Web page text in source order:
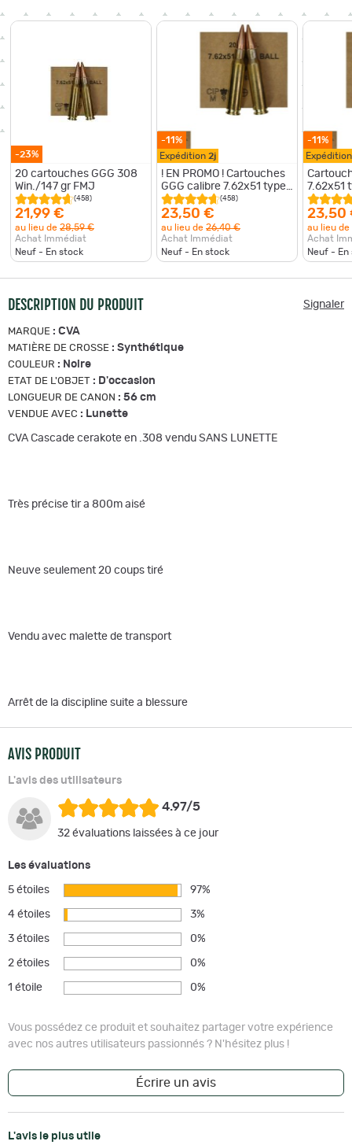
-23%
20 cartouches GGG 308
Win./147 gr FMJ
(458)
21,99 €
au lieu de 28,59 €
Achat Immédiat
Neuf - En stock
-11%
Expédition 2j
! EN PROMO ! Cartouches
GGG calibre 7.62x51 type
M80 NATO (308 Win.) de
147 grains FMJ PAR 20
(458)
23,50 €
au lieu de 26,40 €
Achat Immédiat
Neuf - En stock
-11%
7.62x51
Win.) à
grains
23,50
au lieu de
Achat
Neuf - En
DESCRIPTION DU PRODUIT Signaler
MARQUE : CVA
MATIÈRE DE CROSSE : Synthétique
COULEUR : Noire
ETAT DE L'OBJET : D'occasion
LONGUEUR DE CANON : 56 cm
VENDUE AVEC : Lunette
CVA Cascade cerakote en .308 vendu SANS LUNETTE
Très précise tir a 800m aisé
Neuve seulement 20 coups tiré
Vendu avec malette de transport
Arrêt de la discipline suite a blessure
AVIS PRODUIT
L'avis des utilisateurs
4.97/5
32 évaluations laissées à ce jour
Les évaluations
5 étoiles 97%
4 étoiles 3%
3 étoiles 0%
2 étoiles 0%
1 étoile 0%
Vous possédez ce produit et souhaitez partager votre expérience
avec nos autres utilisateurs passionnés ? N'hésitez plus !
Écrire un avis
L'avis le plus utile